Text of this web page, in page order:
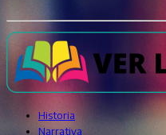
Historia
Narrativa